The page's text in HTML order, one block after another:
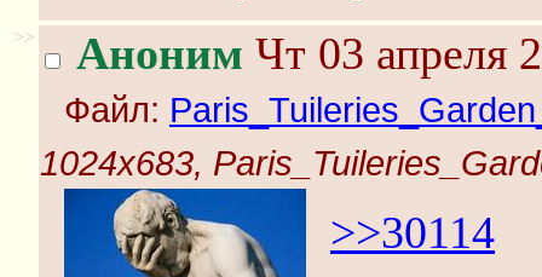
>> Аноним Чт 03 апреля
Файл:
1024x683,
>>30114